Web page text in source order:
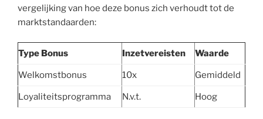
vergelijking van hoe deze bonus zich verhoudt tot de
marktstandaarden:
Type Bonus Inzetvereisten Waarde
Welkomstbonus 10x Gemiddeld
Loyaliteitsprogramma N.v.t. Hoog